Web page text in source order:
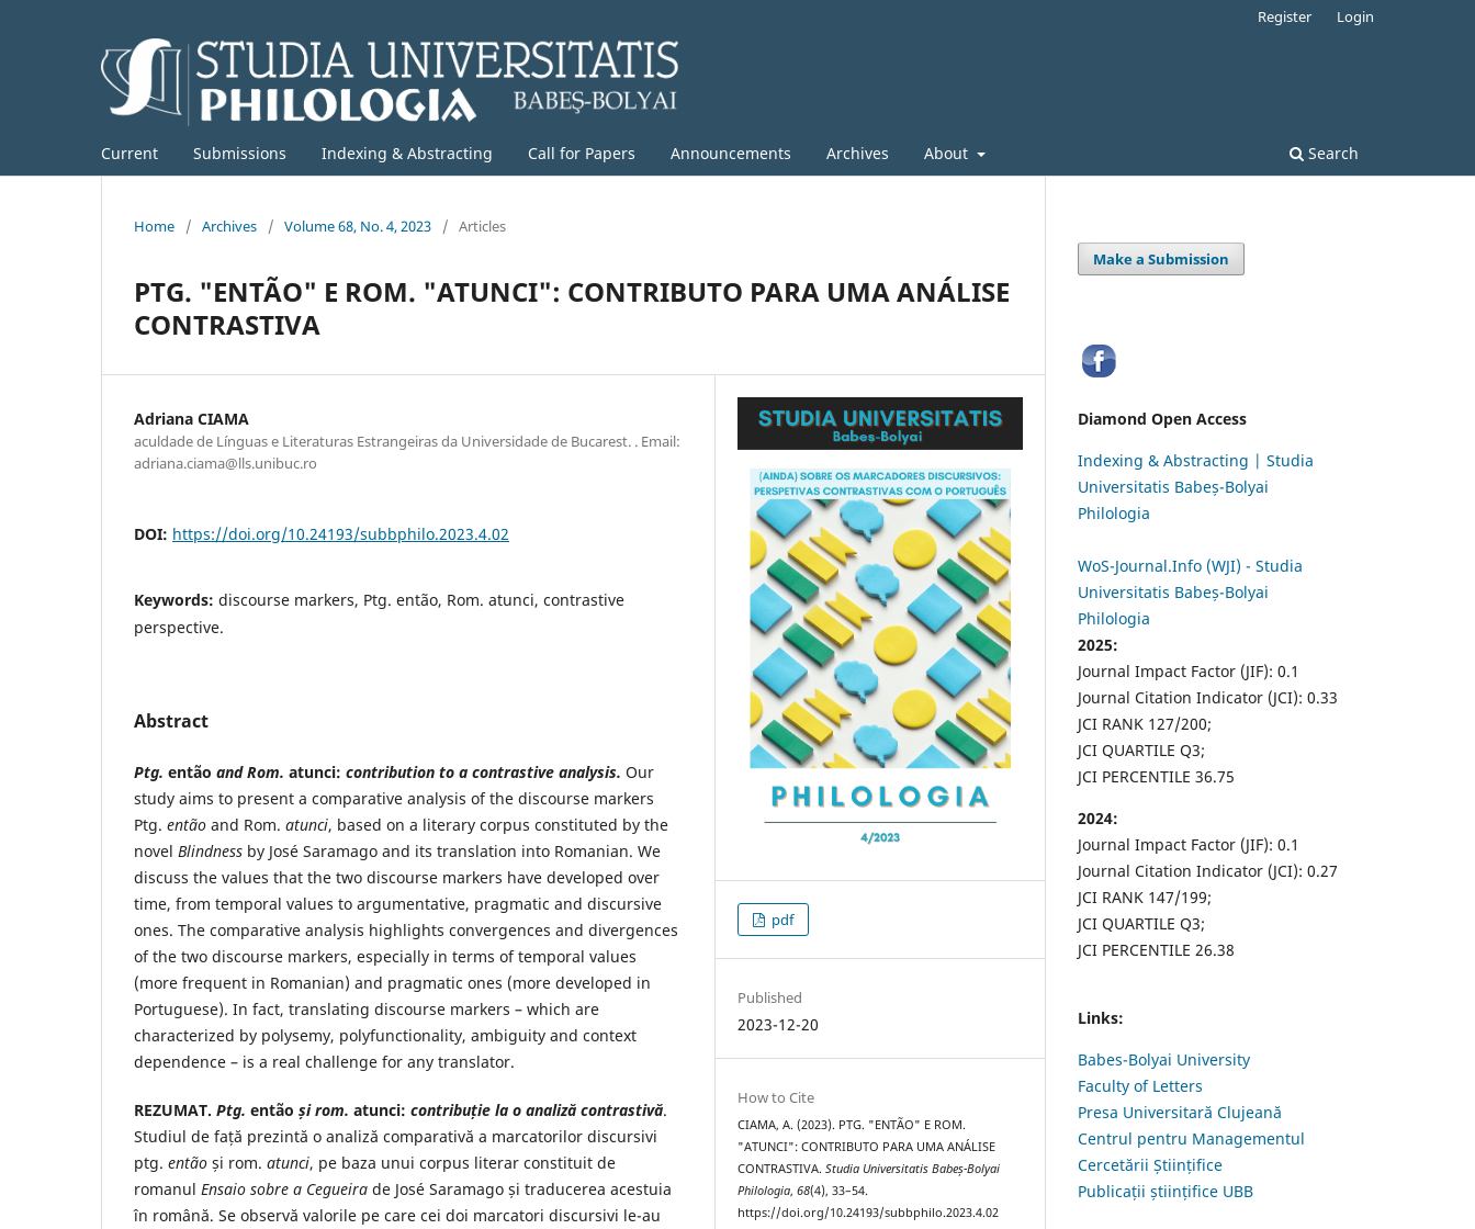
Current Submissions Indexing & Abstracting Call for Papers Announcements Archives About Search
Register Login
Home / Archives / Volume 68, No. 4, 2023 / Articles
PTG. "ENTÃO" E ROM. "ATUNCI": CONTRIBUTO PARA UMA ANÁLISE
CONTRASTIVA
Adriana CIAMA
aculdade de Línguas e Literaturas Estrangeiras da Universidade de Bucarest. . Email:
adriana.ciama@lls.unibuc.ro
DOI: https://doi.org/10.24193/subbphilo.2023.4.02
Keywords: discourse markers, Ptg. então, Rom. atunci, contrastive
perspective.
Abstract
Ptg. então and Rom. atunci: contribution to a contrastive analysis. Our
study aims to present a comparative analysis of the discourse markers
Ptg. então and Rom. atunci, based on a literary corpus constituted by the
novel Blindness by José Saramago and its translation into Romanian. We
discuss the values that the two discourse markers have developed over
time, from temporal values to argumentative, pragmatic and discursive
ones. The comparative analysis highlights convergences and divergences
of the two discourse markers, especially in terms of temporal values
(more frequent in Romanian) and pragmatic ones (more developed in
Portuguese). In fact, translating discourse markers – which are
characterized by polysemy, polyfunctionality, ambiguity and context
dependence – is a real challenge for any translator.
REZUMAT. Ptg. então și rom. atunci: contribuție la o analiză contrastivă.
Studiul de față prezintă o analiză comparativă a marcatorilor discursivi
ptg. então și rom. atunci, pe baza unui corpus literar constituit de
romanul Ensaio sobre a Cegueira de José Saramago și traducerea acestuia
în română. Se observă valorile pe care cei doi marcatori discursivi le-au
pdf
Published
2023-12-20
How to Cite
CIAMA, A. (2023). PTG. "ENTÃO" E ROM.
"ATUNCI": CONTRIBUTO PARA UMA ANÁLISE
CONTRASTIVA.Studia Universitatis Babeș-Bolyai
Philologia,68(4), 33–54.
https://doi.org/10.24193/subbphilo.2023.4.02
Make a Submission
Diamond Open Access
Indexing & Abstracting | Studia
Universitatis Babeș-Bolyai
Philologia
WoS-Journal.Info (WJI) - Studia
Universitatis Babeș-Bolyai
Philologia
2025:
Journal Impact Factor (JIF): 0.1
Journal Citation Indicator (JCI): 0.33
JCI RANK 127/200;
JCI QUARTILE Q3;
JCI PERCENTILE 36.75
2024:
Journal Impact Factor (JIF): 0.1
Journal Citation Indicator (JCI): 0.27
JCI RANK 147/199;
JCI QUARTILE Q3;
JCI PERCENTILE 26.38
Links:
Babes-Bolyai University
Faculty of Letters
Presa Universitară Clujeană
Centrul pentru Managementul
Cercetării Științifice
Publicații științifice UBB